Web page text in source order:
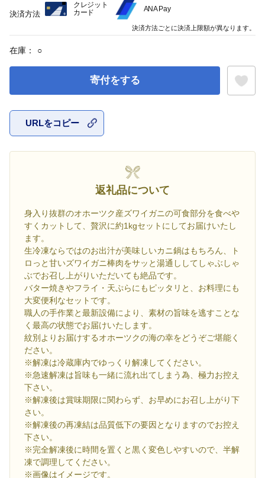
在庫： ○
寄付をする
URLをコピー
返礼品について
身入り抜群のオホーツク産ズワイガニの可食部分を食べや
すくカットして、贅沢に約1kgセットにしてお届けいたし
ます。
生冷凍ならではのお出汁が美味しいカニ鍋はもちろん、ト
ロっと甘いズワイガニ棒肉をサッと湯通ししてしゃぶしゃ
ぶでお召し上がりいただいても絶品です。
バター焼きやフライ・天ぷらにもピッタリと、お料理にも
大変便利なセットです。
職人の手作業と最新設備により、素材の旨味を逃すことな
く最高の状態でお届けいたします。
紋別よりお届けするオホーツクの海の幸をどうぞご堪能く
ださい。
※解凍は冷蔵庫内でゆっくり解凍してください。
※急速解凍は旨味も一緒に流れ出てしまう為、極力お控え
下さい。
※解凍後は賞味期限に関わらず、お早めにお召し上がり下
さい。
※解凍後の再凍結は品質低下の要因となりますのでお控え
下さい。
※完全解凍後に時間を置くと黒く変色しやすいので、半解
凍で調理してください。
※画像はイメージです。
決済方法
クレジット
カード
ANA Pay
決済方法ごとに決済上限額が異なります。